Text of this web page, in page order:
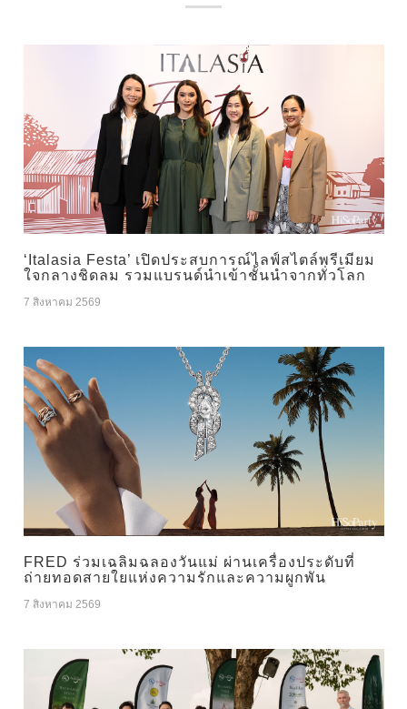
‘Italasia Festa’ เปิดประสบการณ์ไลฟ์สไตล์พรีเมียม
ใจกลางชิดลม รวมแบรนด์นำเข้าชั้นนำจากทั่วโลก
7 สิงหาคม 2569
FRED ร่วมเฉลิมฉลองวันแม่ ผ่านเครื่องประดับที่
ถ่ายทอดสายใยแห่งความรักและความผูกพัน
7 สิงหาคม 2569